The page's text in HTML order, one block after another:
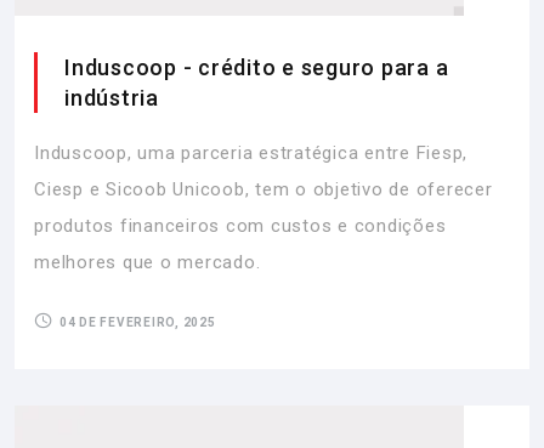
Induscoop - crédito e seguro para a
indústria
Induscoop, uma parceria estratégica entre Fiesp,
Ciesp e Sicoob Unicoob, tem o objetivo de oferecer
produtos financeiros com custos e condições
melhores que o mercado.
04 DE FEVEREIRO, 2025